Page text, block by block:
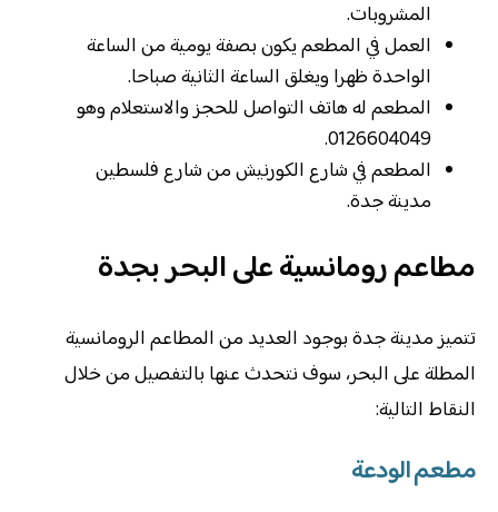
المشروبات.
العمل في المطعم يكون بصفة يومية من الساعة
الواحدة ظهرا ويغلق الساعة الثانية صباحا.
المطعم له هاتف التواصل للحجز والاستعلام وهو
0126604049.
المطعم في شارع الكورنيش من شارع فلسطين
مدينة جدة.
مطاعم رومانسية على البحر بجدة
تتميز مدينة جدة بوجود العديد من المطاعم الرومانسية
المطلة على البحر، سوف نتحدث عنها بالتفصيل من خلال
النقاط التالية:
مطعم الودعة